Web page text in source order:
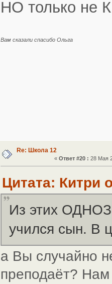
НО только не
Вам сказали спасибо Ольга
Re: Школа 12
«Ответ #20 : 28 Мая
Цитата: Китри
Из этих
учился сын. В
а Вы случайно
преподаёт?